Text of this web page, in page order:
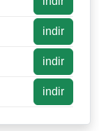
indir
indir
indir